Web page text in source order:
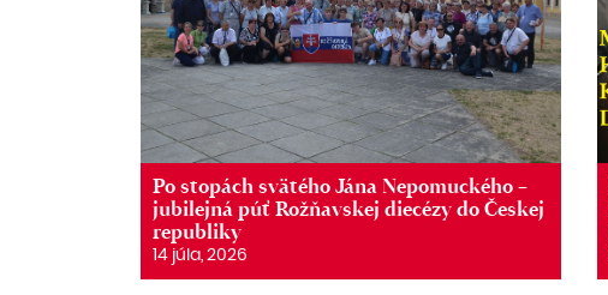
Po stopách svätého Jána Nepomuckého –
jubilejná púť Rožňavskej diecézy do Českej
republiky
14 júla, 2026